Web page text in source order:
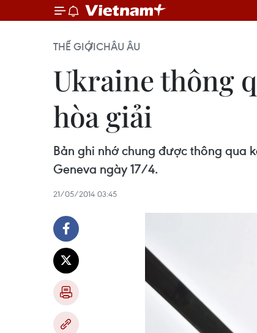
THẾ GIỚICHÂU ÂU
Ukraine thông
hòa giải
Bản ghi nhớ chung được thông qua
Geneva ngày 17/4.
21/05/2014 03:45